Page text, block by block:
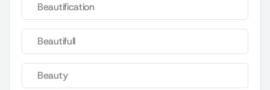
Beautification
Beautifull
Beauty